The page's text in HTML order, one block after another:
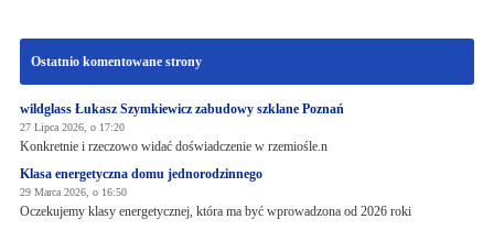
Ostatnio komentowane strony
wildglass Łukasz Szymkiewicz zabudowy szklane Poznań
27 Lipca 2026, o 17:20
Konkretnie i rzeczowo widać doświadczenie w rzemiośle.n
Klasa energetyczna domu jednorodzinnego
29 Marca 2026, o 16:50
Oczekujemy klasy energetycznej, która ma być wprowadzona od 2026 roki